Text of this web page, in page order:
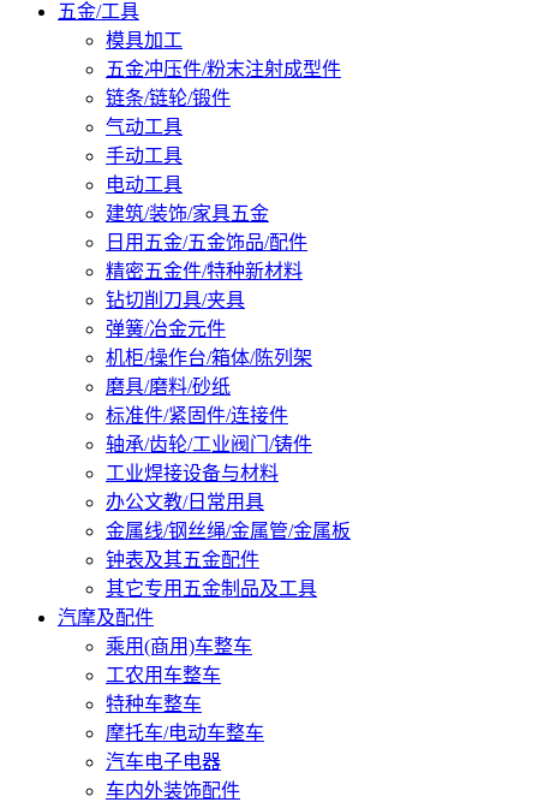
五金/工具
模具加工
五金冲压件/粉末注射成型件
链条/链轮/锻件
气动工具
手动工具
电动工具
建筑/装饰/家具五金
日用五金/五金饰品/配件
精密五金件/特种新材料
钻切削刀具/夹具
弹簧/冶金元件
机柜/操作台/箱体/陈列架
磨具/磨料/砂纸
标准件/紧固件/连接件
轴承/齿轮/工业阀门/铸件
工业焊接设备与材料
办公文教/日常用具
金属线/钢丝绳/金属管/金属板
钟表及其五金配件
其它专用五金制品及工具
汽摩及配件
乘用(商用)车整车
工农用车整车
特种车整车
摩托车/电动车整车
汽车电子电器
车内外装饰配件